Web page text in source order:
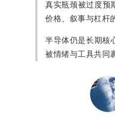
真实瓶颈被过度预
价格、叙事与杠杆
半导体仍是长期核
被情绪与工具共同